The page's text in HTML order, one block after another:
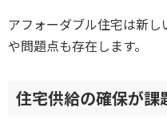
アフォーダブル住宅は新
や問題点も存在します。
住宅供給の確保が課